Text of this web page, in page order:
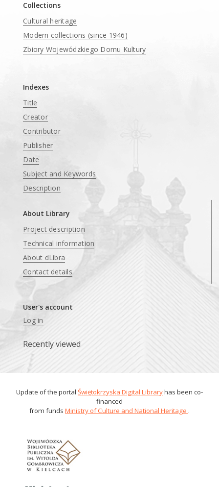
Collections
Cultural heritage
Modern collections (since 1946)
Zbiory Wojewódzkiego Domu Kultury
Indexes
Title
Creator
Contributor
Publisher
Date
Subject and Keywords
Description
About Library
Project description
Technical information
About dLibra
Contact details
User's account
Log in
Recently viewed
Update of the portal Świętokrzyska Digital Libraryhas been co-
financed
from funds Ministry of Culture and National Heritage .